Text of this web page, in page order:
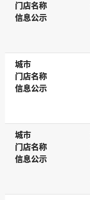
门店名称
门店名称
信息公示
信息公示
城市
城市
门店名称
门店名称
信息公示
信息公示
城市
城市
门店名称
门店名称
信息公示
信息公示